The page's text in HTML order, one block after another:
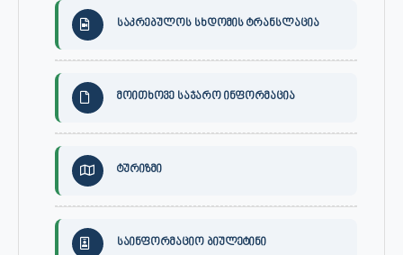
საკრებულოს სხდომის ტრანსლაცია
მოითხოვე საჯარო ინფორმაცია
ტურიზმი
საინფორმაციო ბიულეტინი